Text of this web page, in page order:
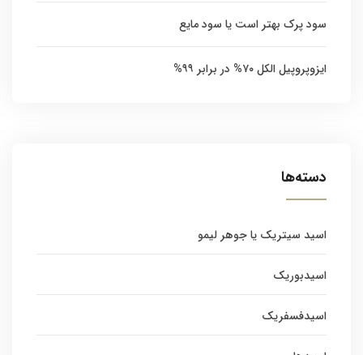
سود پرک بهتر است یا سود مایع
ایزوپروپیل الکل ۷۰% در برابر ۹۹%
دسته‌ها
اسید سیتریک یا جوهر لیمو
اسیدبوریک
اسیدفسفریک